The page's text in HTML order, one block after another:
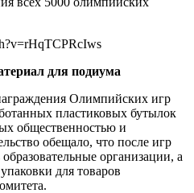
для подиума
Олимпийских игр
пластиковых бутылок
общественностью и
обещало, что после игр
организации, а
для товаров